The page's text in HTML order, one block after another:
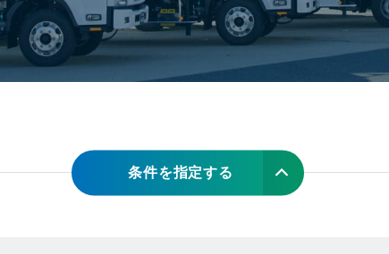
条件を指定する